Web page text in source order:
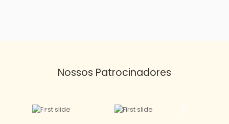
Nossos Patrocinadores
Previous